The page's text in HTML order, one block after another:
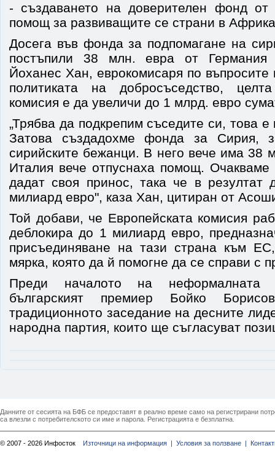
- създаването на доверителен фонд
помощ за развиващите се страни в
Досега във фонда за подпомагане на
постъпили 38 млн. евра от
Йоханес Хан, еврокомисаря по
политиката на добросъседство,
комисия е да увеличи до 1 млрд. евро
„Трябва да подкрепим съседите си, това
Затова създадохме фонда за Сирия,
сирийските бежанци. В него вече има 38
Италия вече отпуснаха помощ. Очакваме
дадат своя принос, така че в резултат
милиард евро", каза Хан, цитиран от
Той добави, че Европейската комисия
деблокира до 1 милиард евро,
присъединяване на тази страна към ЕС,
мярка, която да й помогне да се справи с
Преди началото на
българският премиер Бойко
традиционното заседание на десните
народна партия, които ще съгласуват
Данните от сесията на БФБ се предоставят в реално време само на регистрирани
са влезли с потребителското си име и парола. Регистрацията е безплатна.
© 2007 - 2026 Инфосток Източници на информация | Условия за ползване |